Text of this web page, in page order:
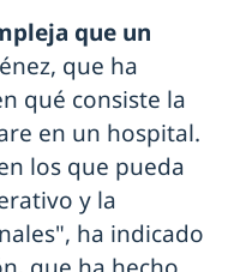
que un
que ha
qué consiste la
en un hospital.
los que pueda
y la
ha indicado